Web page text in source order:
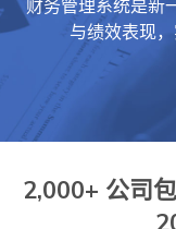
财务管理系统是新
与绩效表现
2,000+ 公司